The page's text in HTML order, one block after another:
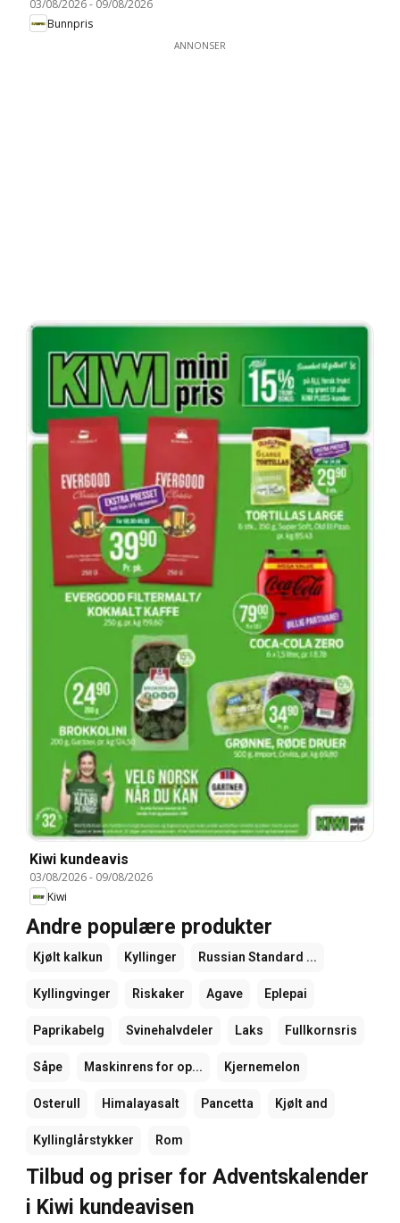
03/08/2026- 09/08/2026
Bunnpris
ANNONSER
Kiwi kundeavis
03/08/2026- 09/08/2026
Kiwi
Andre populære produkter
Kjølt kalkun Kyllinger Russian Standard ...
Kyllingvinger Riskaker Agave Eplepai
Paprikabelg Svinehalvdeler Laks Fullkornsris
Såpe Maskinrens for op... Kjernemelon
Osterull Himalayasalt Pancetta Kjølt and
Kyllinglårstykker Rom
Tilbud og priser for Adventskalender
i Kiwi kundeavisen